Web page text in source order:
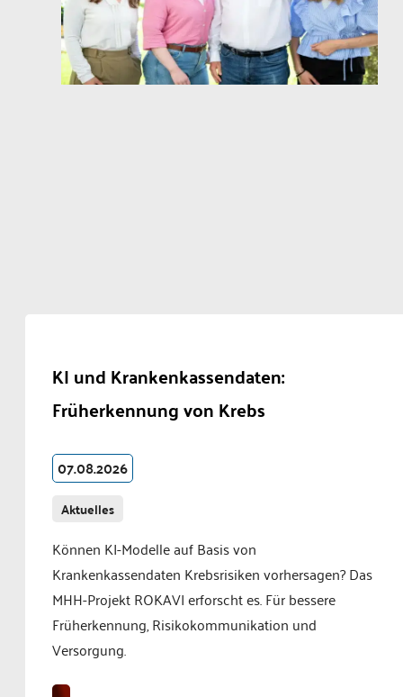
KI und Krankenkassendaten:
Früherkennung von Krebs
07.08.2026
Aktuelles
Können KI-Modelle auf Basis von
Krankenkassendaten Krebsrisiken vorhersagen? Das
MHH-Projekt ROKAVI erforscht es. Für bessere
Früherkennung, Risikokommunikation und
Versorgung.